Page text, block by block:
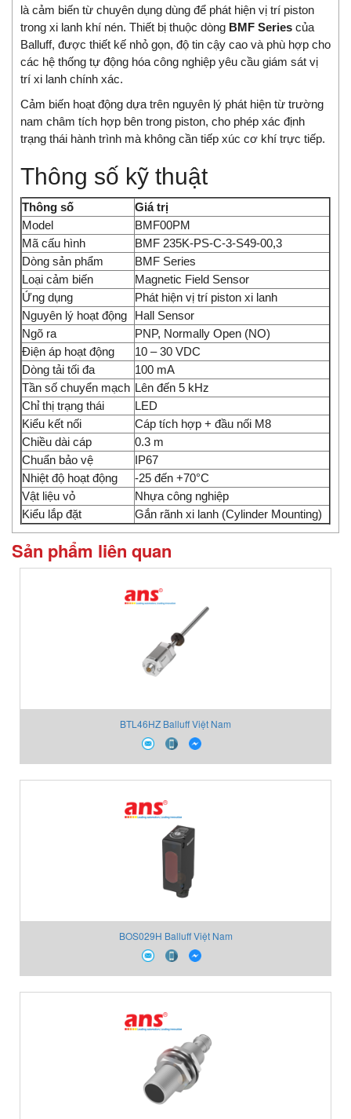
là cảm biến từ chuyên dụng dùng để phát hiện vị trí piston
trong xi lanh khí nén. Thiết bị thuộc dòng BMF Series của
Balluff, được thiết kế nhỏ gọn, độ tin cậy cao và phù hợp cho
các hệ thống tự động hóa công nghiệp yêu cầu giám sát vị
trí xi lanh chính xác.
Cảm biến hoạt động dựa trên nguyên lý phát hiện từ trường
nam châm tích hợp bên trong piston, cho phép xác định
trạng thái hành trình mà không cần tiếp xúc cơ khí trực tiếp.
Thông số kỹ thuật
Thông số
Giá trị
Model
BMF00PM
Mã cấu hình
BMF 235K-PS-C-3-S49-00,3
Dòng sản phẩm
BMF Series
Loại cảm biến
Magnetic Field Sensor
Ứng dụng
Phát hiện vị trí piston xi lanh
Nguyên lý hoạt động
Hall Sensor
Ngõ ra
PNP, Normally Open (NO)
Điện áp hoạt động
10 – 30 VDC
Dòng tải tối đa
100 mA
Tần số chuyển mạch Lên đến 5 kHz
Chỉ thị trạng thái
LED
Kiểu kết nối
Cáp tích hợp + đầu nối M8
Chiều dài cáp
0.3 m
Chuẩn bảo vệ
IP67
Nhiệt độ hoạt động
-25 đến +70°C
Vật liệu vỏ
Nhựa công nghiệp
Kiểu lắp đặt
Gắn rãnh xi lanh (Cylinder Mounting)
Sản phẩm liên quan
BTL46HZ Balluff Việt Nam
BOS029H Balluff Việt Nam